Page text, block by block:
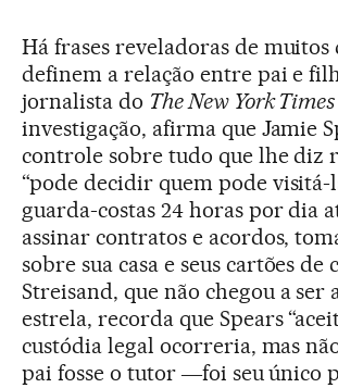
Há frases reveladoras de muitos
definem a relação entre pai e
jornalista do The New York Times
investigação, afirma que Jamie
controle sobre tudo que lhe diz
“pode decidir quem pode
guarda-costas 24 horas por dia
assinar contratos e acordos,
sobre sua casa e seus cartões de
Streisand, que não chegou a ser
estrela, recorda que Spears
custódia legal ocorreria, mas
pai fosse o tutor ―foi seu único